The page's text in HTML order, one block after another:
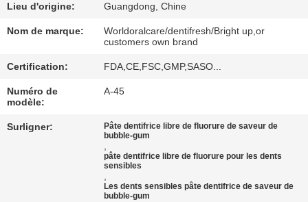
CONTRÔLE
CONTACTEZ-
DEMANDEZ
Lieu d'origine: Guangdong, Chine
Nom de marque:
Worldoralcare/dentifresh/Bright up,or
customers own brand
Certification: FDA,CE,FSC,GMP,SASO...
Numéro de
modèle:
A-45
Surligner:
Pâte dentifrice libre de fluorure de saveur de
bubble-gum
,
pâte dentifrice libre de fluorure pour les dents
sensibles
,
Les dents sensibles pâte dentifrice de saveur de
bubble-gum